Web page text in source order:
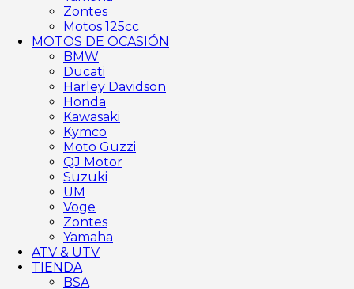
Zontes
Motos 125cc
MOTOS DE OCASIÓN
BMW
Ducati
Harley Davidson
Honda
Kawasaki
Kymco
Moto Guzzi
QJ Motor
Suzuki
UM
Voge
Zontes
Yamaha
ATV & UTV
TIENDA
BSA